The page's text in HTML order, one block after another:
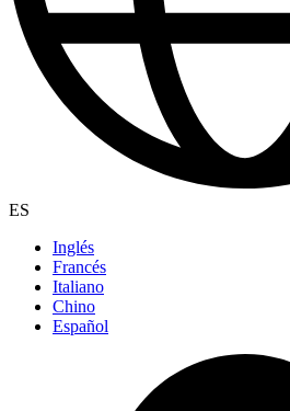
ES
Inglés
Francés
Italiano
Chino
Español